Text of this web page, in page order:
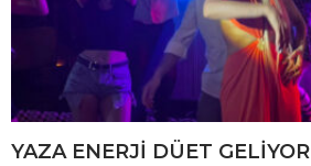
YAZA ENERJİ DÜET GELİYOR